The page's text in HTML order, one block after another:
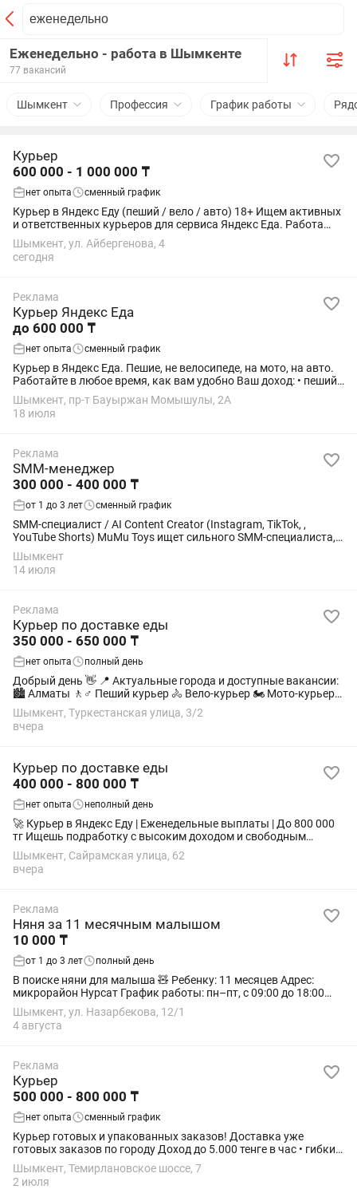
Еженедельно - работа в Шымкенте
77 вакансий
Шымкент Профессия График работы
Курьер
600 000 - 1 000 000 ₸
нет опыта сменный график
Курьер в Яндекс Еду (пеший / вело / авто) 18+ Ищем активных
и ответственных курьеров для сервиса Яндекс Еда. Работа
подойдёт студентам, как подработка или основной доход.
Условия: • Свободный...
Шымкент, ул. Айбергенова, 4
сегодня
Реклама
Курьер Яндекс Еда
до 600 000 ₸
нет опыта сменный график
Курьер в Яндекс Еда. Пешие, не велосипеде, на мото, на авто.
Работайте в любое время, как вам удобно Ваш доход: • пеший:
1460 тг в час / 365 000 тг в месяц • на велосипеде: 1640 тг в час
/ 410 000...
Шымкент, пр-т Бауыржан Момышулы, 2А
18 июля
Реклама
SMM-менеджер
300 000 - 400 000 ₸
от 1 до 3 лет сменный график
SMM-специалист / AI Content Creator (Instagram, TikTok, ,
YouTube Shorts) MuMu Toys ищет сильного SMM-специалиста,
который не просто ведет соцсети, а умеет делать контент,
который набирает...
Шымкент
14 июля
Реклама
Курьер по доставке еды
350 000 - 650 000 ₸
нет опыта полный день
Добрый день 👋 📍 Актуальные города и доступные вакансии:
🏙 Алматы 🚶♂️ Пеший курьер 🚴 Вело-курьер 🏍 Мото-курьер
🚗 Авто-курьер 🏙 Астана 🚶♂️ Пеший курьер 🚴 Вело-курьер 🏍
Мото-курьер 🚗...
Шымкент, Туркестанская улица, 3/2
вчера
Курьер по доставке еды
400 000 - 800 000 ₸
нет опыта неполный день
🚀 Курьер в Яндекс Еду | Еженедельные выплаты | До 800 000
тг Ищешь подработку с высоким доходом и свободным
графиком? Подключайся к сервису Яндекс Еда прямо сейчас и
забирай первые заказы уже...
Шымкент, Сайрамская улица, 62
вчера
Реклама
Няня за 11 месячным малышом
10 000 ₸
от 1 до 3 лет полный день
В поиске няни для малыша 🧸 Ребенку: 11 месяцев Адрес:
микрорайон Нурсат График работы: пн–пт, с 09:00 до 18:00
Оплата: еженедельная, 10 000 ₸ в день Возраст: 35-50 лет Без
вредных привычек...
Шымкент, ул. Назарбекова, 12/1
4 августа
Реклама
Курьер
500 000 - 800 000 ₸
нет опыта сменный график
Курьер готовых и упакованных заказов! Доставка уже
готовых заказов по городу Доход до 5.000 тенге в час • гибкий
график • работа в удобном районе Почасовой доход зависит
от формата доставки и...
Шымкент, Темирлановское шоссе, 7
2 июля